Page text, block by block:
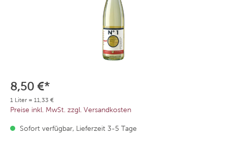
8,50 €*
1 Liter = 11,33 €
Preise inkl. MwSt. zzgl. Versandkosten
Sofort verfügbar, Lieferzeit 3-5 Tage